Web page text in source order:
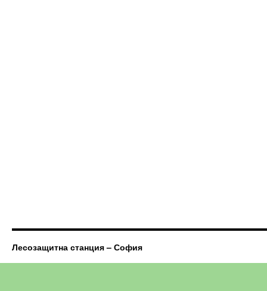
Лесозащитна станция – София